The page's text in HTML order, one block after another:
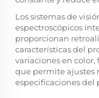
Los sistemas de
espectroscópicos
proporcionan
características del
variaciones en
que permite ajustes
especificaciones del